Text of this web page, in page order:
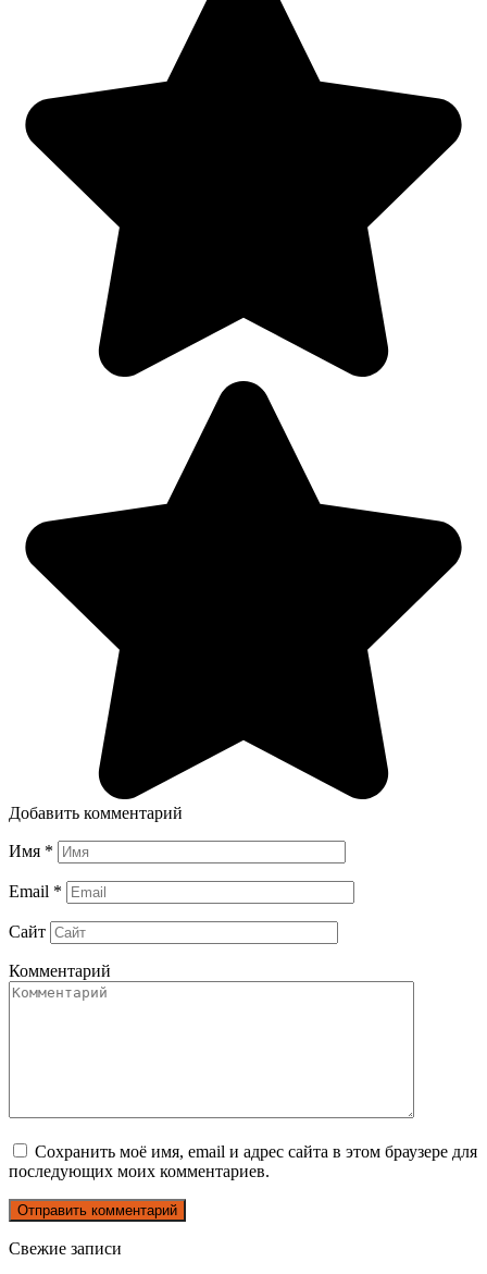
Добавить комментарий
Имя *
Email *
Сайт
Комментарий
Сохранить моё имя, email и адрес сайта в этом браузере для
последующих моих комментариев.
Свежие записи